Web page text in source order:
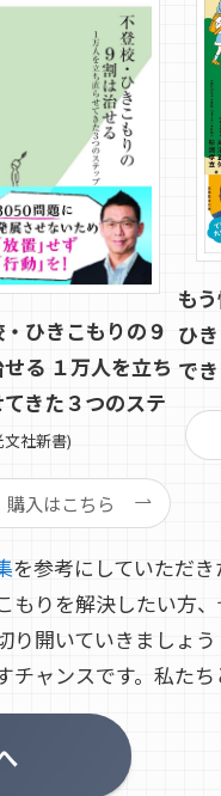
ひきこもりの９
る １万人を立ち
きた３つのステ
文社新書)
購入はこちら
も
ひ
で
を参考にしていただ
もりを解決したい方
り開いていきましょ
ャンスです。私た